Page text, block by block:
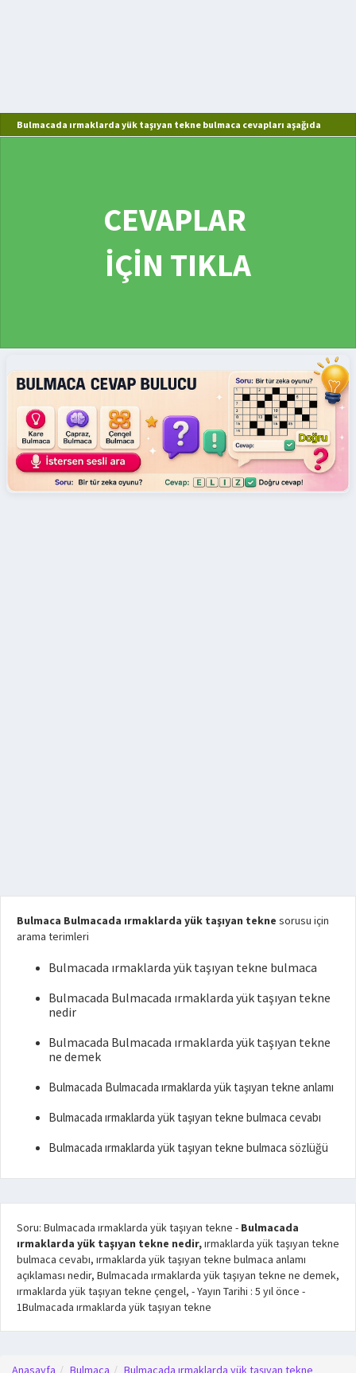
Bulmacada ırmaklarda yük taşıyan tekne bulmaca cevapları aşağıda
CEVAPLAR
İÇİN TIKLA
Bulmaca Bulmacada ırmaklarda yük taşıyan tekne sorusu için
arama terimleri
Bulmacada ırmaklarda yük taşıyan tekne bulmaca
Bulmacada Bulmacada ırmaklarda yük taşıyan tekne
nedir
Bulmacada Bulmacada ırmaklarda yük taşıyan tekne
ne demek
Bulmacada Bulmacada ırmaklarda yük taşıyan tekne anlamı
Bulmacada ırmaklarda yük taşıyan tekne bulmaca cevabı
Bulmacada ırmaklarda yük taşıyan tekne bulmaca sözlüğü
Soru: Bulmacada ırmaklarda yük taşıyan tekne - Bulmacada
ırmaklarda yük taşıyan tekne nedir,ırmaklarda yük taşıyan tekne
bulmaca cevabı, ırmaklarda yük taşıyan tekne bulmaca anlamı
açıklaması nedir, Bulmacada ırmaklarda yük taşıyan tekne ne demek,
ırmaklarda yük taşıyan tekne çengel, - Yayın Tarihi : 5 yıl önce -
1Bulmacada ırmaklarda yük taşıyan tekne
Anasayfa Bulmaca Bulmacada ırmaklarda yük taşıyan tekne